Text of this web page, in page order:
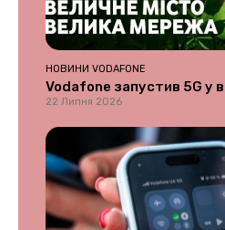
НОВИНИ VODAFONE
Vodafone запустив 5G у
22 Липня 2026